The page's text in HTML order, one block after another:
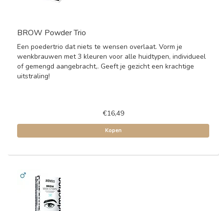
BROW Powder Trio
Een poedertrio dat niets te wensen overlaat. Vorm je
wenkbrauwen met 3 kleuren voor alle huidtypen, individueel
of gemengd aangebracht,. Geeft je gezicht een krachtige
uitstraling!
€16,49
Kopen